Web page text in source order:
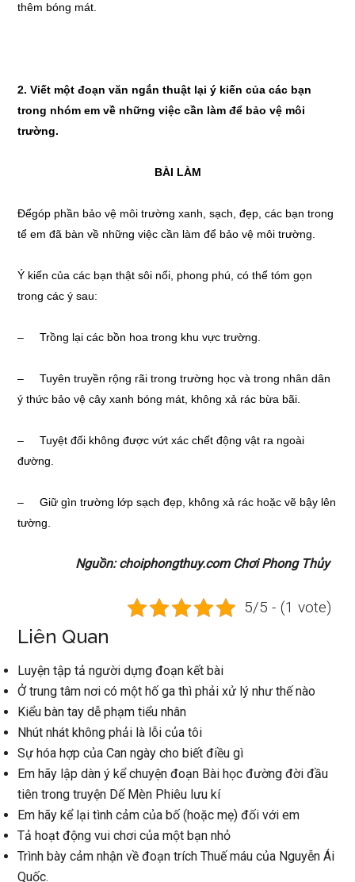
thêm bóng mát.
2. Viết một đoạn văn ngắn thuật lại ý kiến của các bạn
trong nhóm em về những việc cần làm để bảo vệ môi
trường.
BÀI LÀM
Đểgóp phần bảo vệ môi trường xanh, sạch, đẹp, các bạn trong
tể em đã bàn về những việc cần làm để bảo vệ môi trường.
Ý kiến của các bạn thật sôi nổi, phong phú, có thể tóm gọn
trong các ý sau:
– Trồng lại các bồn hoa trong khu vực trường.
– Tuyên truyền rộng rãi trong trường học và trong nhân dân
ý thức bảo vệ cây xanh bóng mát, không xả rác bừa bãi.
– Tuyệt đối không được vứt xác chết động vật ra ngoài
đường.
– Giữ gìn trường lớp sạch đẹp, không xả rác hoặc vẽ bậy lên
tường.
Nguồn: choiphongthuy.com Chơi Phong Thủy
5/5 - (1 vote)
Liên Quan
Luyện tập tả người dựng đoạn kết bài
Ở trung tâm nơi có một hố ga thì phải xử lý như thế nào
Kiểu bàn tay dễ phạm tiểu nhân
Nhút nhát không phải là lỗi của tôi
Sự hóa hợp của Can ngày cho biết điều gì
Em hãy lập dàn ý kể chuyện đoạn Bài học đường đời đầu
tiên trong truyện Dế Mèn Phiêu lưu kí
Em hãy kể lại tình cảm của bố (hoặc mẹ) đối với em
Tả hoạt động vui chơi của một bạn nhỏ
Trình bày cảm nhận về đoạn trích Thuế máu của Nguyễn Ái
Quốc.